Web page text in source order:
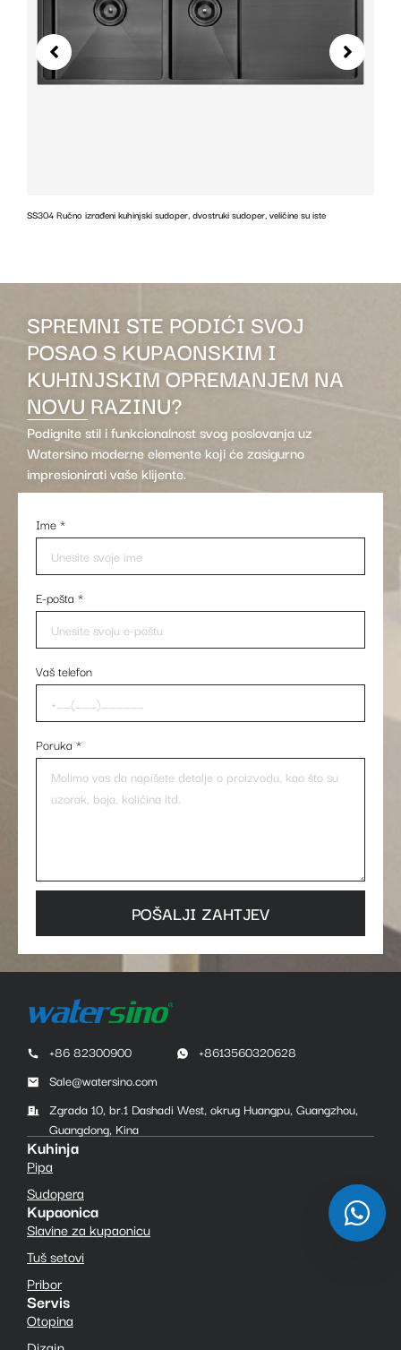
SS304 Ručno izrađeni kuhinjski sudoper, dvostruki sudoper, veličine su iste
SPREMNI STE PODIĆI SVOJ
POSAO S KUPAONSKIM I
KUHINJSKIM OPREMANJEM NA
NOVU RAZINU?
Podignite stil i funkcionalnost svog poslovanja uz
Watersino moderne elemente koji će zasigurno
impresionirati vaše klijente.
Ime*
E-pošta *
Vaš telefon
Poruka *
POŠALJI ZAHTJEV
+86 82300900
+8613560320628
Sale@watersino.com
Zgrada 10, br.1 Dashadi West, okrug Huangpu, Guangzhou,
Guangdong, Kina
Kuhinja
Pipa
Sudopera
Kupaonica
Slavine za kupaonicu
Tuš setovi
Pribor
Servis
Otopina